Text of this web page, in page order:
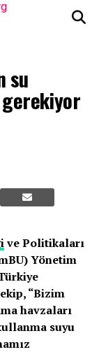
su
ve Politikaları
Yönetim
“Bizim
havzaları
suyu